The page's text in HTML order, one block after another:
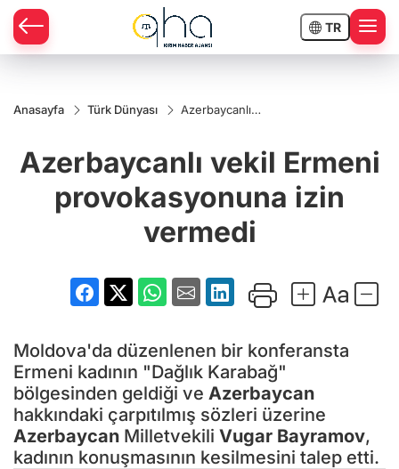
TR
Anasayfa Türk Dünyası
Azerbaycanlı
izin vermedi
Azerbaycanlı vekil Ermeni
provokasyonuna izin
vermedi
Moldova'da düzenlenen bir konferansta
Ermeni kadının "Dağlık Karabağ"
bölgesinden geldiği ve Azerbaycan
hakkındaki çarpıtılmış sözleri üzerine
Azerbaycan Milletvekili Vugar Bayramov,
kadının konuşmasının kesilmesini talep etti.